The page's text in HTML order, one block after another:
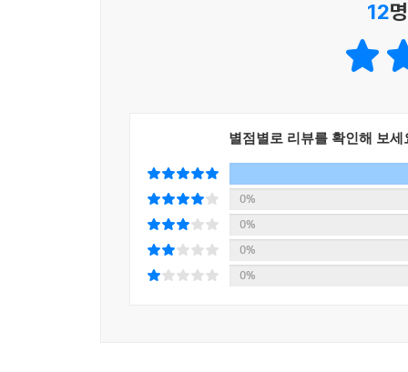
생명력 있는 방식을 발견했던 19세기 여성 작가
등한 문학으로 간주하는데, 소설이 이미 여성 작
하는 양상을 반복해서 보게 된다. 즉 소설은 부풀
잡한 사람들에게 도저히 가능하지 않을 만큼 악
수 없게 한다. 그러나 오스틴은 소설가들이 ‘상처
명백하게 옹호해나간다.
---「4장 산문 속에서 입 다물기」중에서
분석한다. 이 작가들의 작품에 일관되게 흐르고
온다. 자유로운 주체이고자 하는 욕망을 가지고
작가들은 자신들의 이야기를 숨기면서 드러내야
인식을 보여준다. 샬럿 브론테 역시 미친 괴물
자아(제인 에어)의 분신으로만 기능하게 만들어
타락과 남성을 타락시킨 존재로서의 여성’이라
위해서는 ‘순종하는 겉 이야기’ 아래에 들끓고
텍스트를 해독하려는 노력의 산물이다. 이런
형성되었다는 것을 보여준다. 이 다름을 추동하
사실이다. 이들은 멀리 떨어져 있음에도 공동체
12
별점별로 리뷰를 확인해 보세
0%
0%
0%
0%